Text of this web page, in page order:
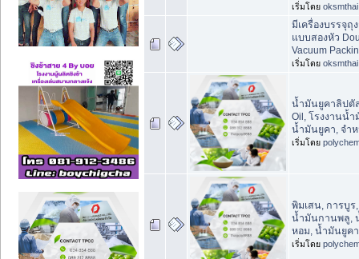
เริ่มโดย oksmthai
มีเครื่องบรรจุ
แบบสองหัว
Vacuum
เริ่มโดย oksmthai
น้ำมันยูคาลิปตั
Oil, โรงงานน้
น้ำมันยูคา, จำ
เริ่มโดย
พิมเสน, การบูร
น้ำมันกานพลู,
หอม, น้ำมันยูค
เริ่มโดย